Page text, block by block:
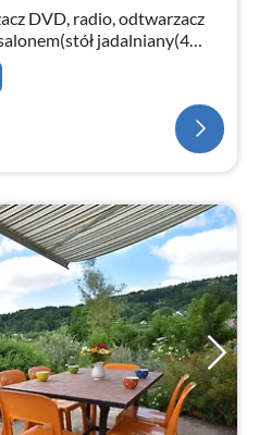
DVD, radio, odtwarzacz
jadalniany(4